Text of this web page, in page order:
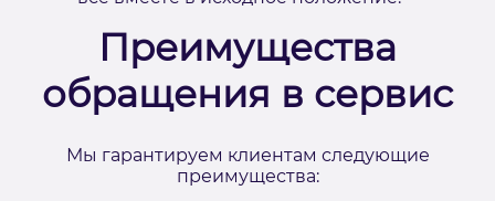
Преимущества
обращения в сервис
Мы гарантируем клиентам следующие
преимущества: